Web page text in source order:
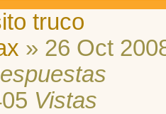
truco
» 26 Oct
Vistas